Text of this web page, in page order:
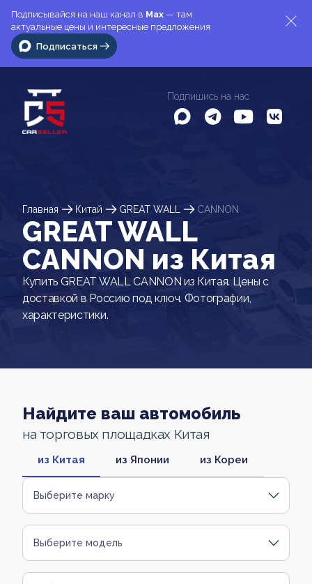
Подписывайся на наш канал в Max — там
актуальные цены и интересные предложения
Подписаться
Подпишись на нас
Главная Китай GREAT WALL CANNON
GREAT WALL
CANNON из Китая
Купить GREAT WALL CANNON из Китая. Цены с
доставкой в Россию под ключ. Фотографии,
характеристики.
Найдите ваш автомобиль
на торговых площадках Китая
из Китая из Японии из Кореи
Выберите марку
Выберите модель